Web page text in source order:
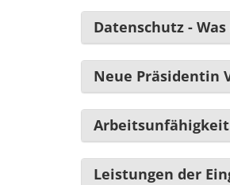
Datenschutz -
Neue Präsidentin
Leistungen der